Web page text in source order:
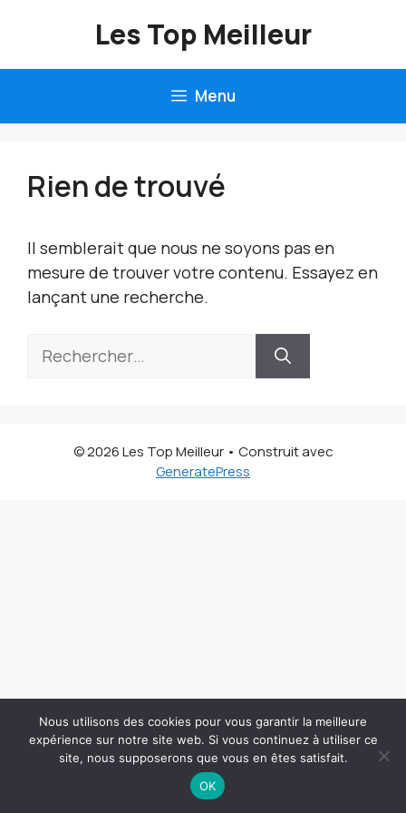
Les Top Meilleur
Menu
Rien de trouvé
Il semblerait que nous ne soyons pas en
mesure de trouver votre contenu. Essayez en
lançant une recherche.
Rechercher :
© 2026 Les Top Meilleur• Construit avec
GeneratePress
Nous utilisons des cookies pour vous garantir la meilleure
expérience sur notre site web. Si vous continuez à utiliser ce
site, nous supposerons que vous en êtes satisfait.
OK